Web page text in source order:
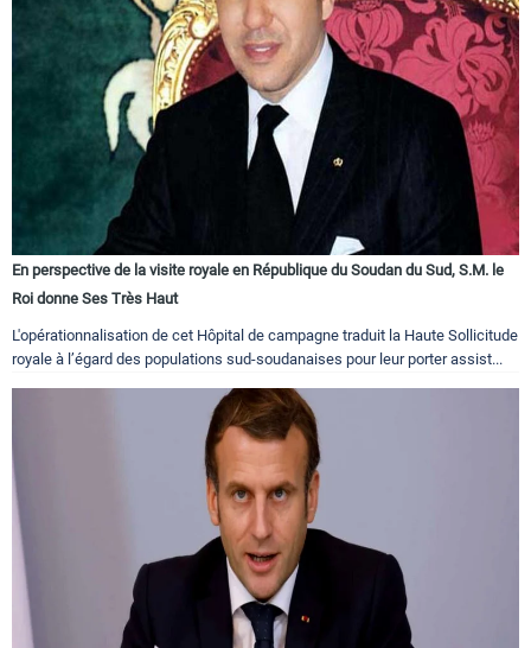
En perspective de la visite royale en République du Soudan du Sud, S.M. le
Roi donne Ses Très Haut
L'opérationnalisation de cet Hôpital de campagne traduit la Haute Sollicitude
royale à l’égard des populations sud-soudanaises pour leur porter assist...